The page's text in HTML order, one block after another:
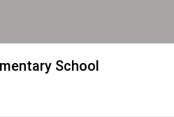
School